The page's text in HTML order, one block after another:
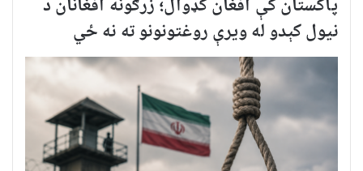
نیول کېدو له ویرې روغتونونو ته نه ځي